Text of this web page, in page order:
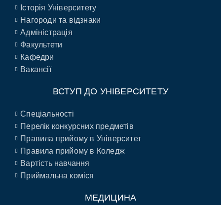
Історія Університету
Нагороди та відзнаки
Адміністрація
Факультети
Кафедри
Вакансії
ВСТУП ДО УНІВЕРСИТЕТУ
Спеціальності
Перелік конкурсних предметів
Правила прийому в Університет
Правила прийому в Коледж
Вартість навчання
Приймальна коміся
МЕДИЦИНА